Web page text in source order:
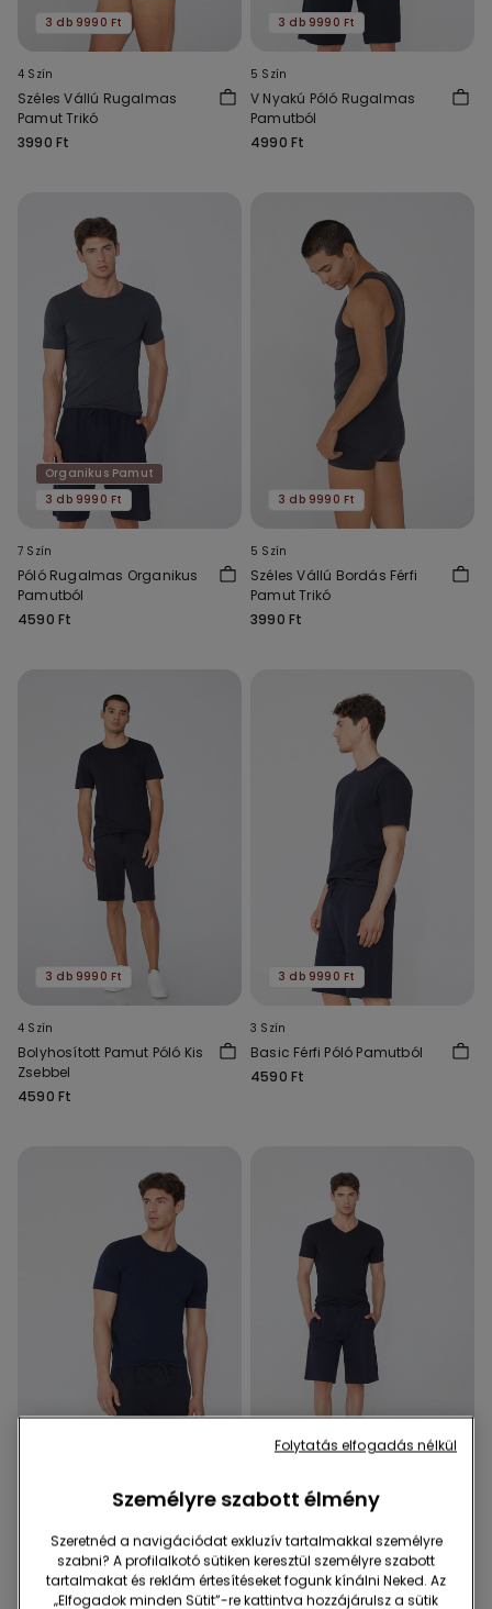
3 db 9990 Ft
4 Szín
Széles Vállú Rugalmas
Pamut Trikó
3990 Ft
3 db 9990 Ft
5 Szín
V Nyakú Póló Rugalmas
Pamutból
4990 Ft
Organikus Pamut
3 db 9990 Ft
7 Szín
Póló Rugalmas Organikus
Pamutból
4590 Ft
3 db 9990 Ft
5 Szín
Széles Vállú Bordás Férfi
Pamut Trikó
3990 Ft
3 db 9990 Ft
4 Szín
Bolyhosított Pamut Póló Kis
Zsebbel
4590 Ft
3 db 9990 Ft
3 Szín
Basic Férfi Póló Pamutból
4590 Ft
Pamutból
4590 Ft
3 db 9990 Ft
5 Szín
Pamutból
4990 Ft
Személyre szabott élmény
Szeretnéd a navigációdat exkluzív tartalmakkal személyre
szabni? A profilalkotó sütiken keresztül személyre szabott
tartalmakat és reklám értesítéseket fogunk kínálni Neked. Az
„Elfogadok minden Sütit”-re kattintva hozzájárulsz a sütik
Folytatás elfogadás nélkül